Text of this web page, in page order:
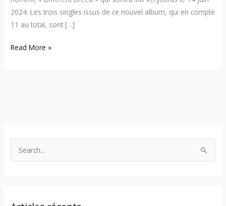
2024. Les trois singles issus de ce nouvel album, qui en compte
11 au total, sont […]
Read More »